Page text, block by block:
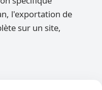
l'exportation de
sur un site,